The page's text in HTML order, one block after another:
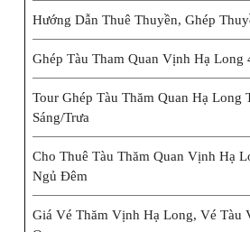
Hướng Dẫn Thuê Thuyền, Ghép
Ghép Tàu Tham Quan Vịnh Hạ Long
Tour Ghép Tàu Thăm Quan Hạ Long
Sáng/trưa
Cho Thuê Tàu Thăm Quan Vịnh Hạ
Ngủ Đêm
Giá Vé Thăm Vịnh Hạ Long, Vé Tàu